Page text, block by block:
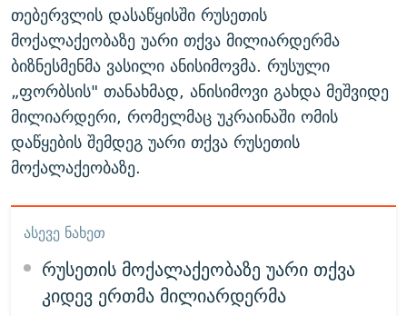
თებერვლის დასაწყისში რუსეთის
მოქალაქეობაზე უარი თქვა მილიარდერმა
ბიზნესმენმა ვასილი ანისიმოვმა. რუსული
„ფორბსის" თანახმად, ანისიმოვი გახდა მეშვიდე
მილიარდერი, რომელმაც უკრაინაში ომის
დაწყების შემდეგ უარი თქვა რუსეთის
მოქალაქეობაზე.
ᲐᲡᲔᲕᲔ ᲜᲐᲮᲔᲗ
რუსეთის მოქალაქეობაზე უარი თქვა
კიდევ ერთმა მილიარდერმა